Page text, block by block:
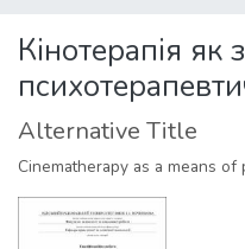
Statistics
Кінотерапія як
Alternative Title
Cinematherapy as a means